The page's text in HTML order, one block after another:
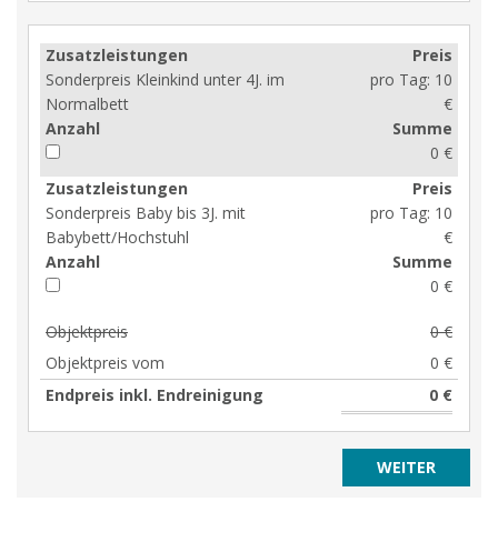
Zusatzleistungen
Sonderpreis Kleinkind unter 4J. im
Normalbett
Preis
pro Tag: 10
€
Anzahl
Summe
0 €
Zusatzleistungen
Sonderpreis Baby bis 3J. mit
Babybett/Hochstuhl
Preis
pro Tag: 10
€
Anzahl
Summe
0 €
Objektpreis
0 €
Objektpreis vom
0 €
Endpreis inkl. Endreinigung
0 €